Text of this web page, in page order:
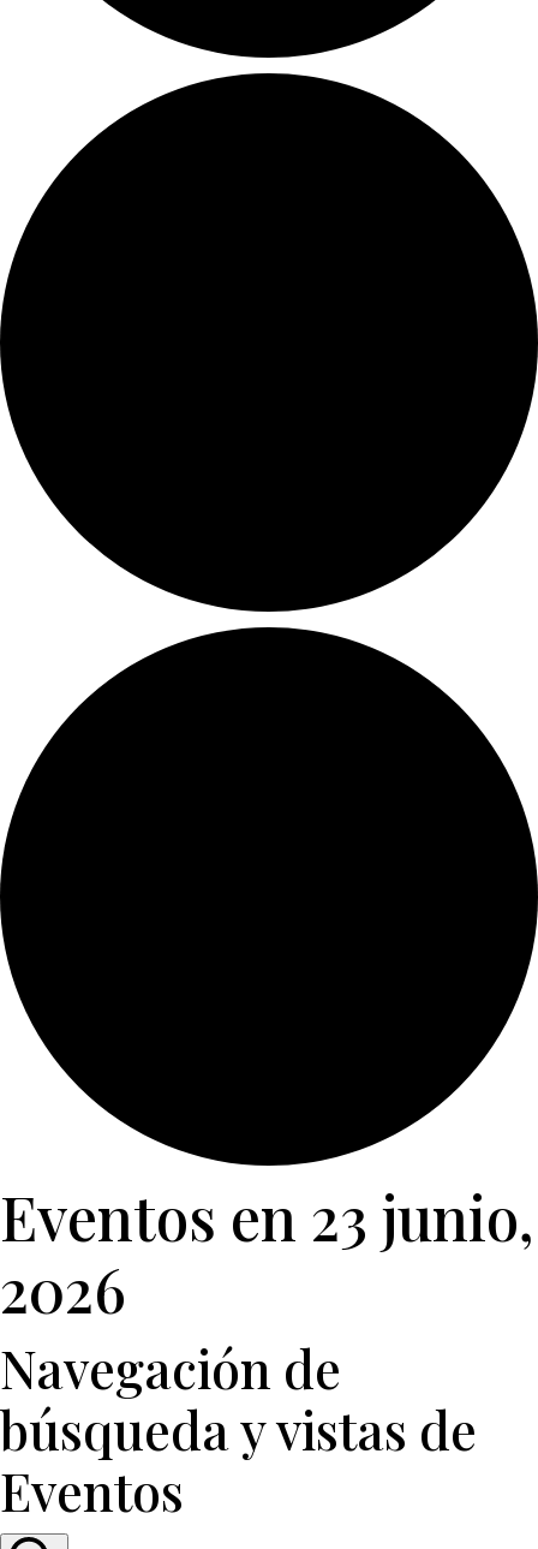
Eventos en 23 junio,
2026
Navegación de
búsqueda y vistas de
Eventos